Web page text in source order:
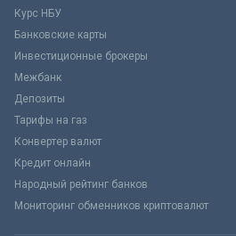
Курс НБУ
Банковские карты
Инвестиционные брокеры
Межбанк
Депозиты
Тарифы на газ
Конвертер валют
Кредит онлайн
Народный рейтинг банков
Мониторинг обменников криптовалют